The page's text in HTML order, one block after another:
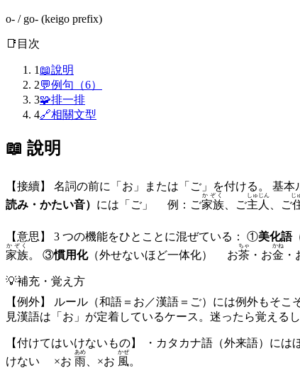
o- / go- (keigo prefix)
📑 目次
1 📖說明
2💬例句（6）
3🧩排一排
4🔗相關文型
📖 說明
【接續】 名詞の前に「お」または「ご」を付ける。 基本
読み・かたい音） には「ご」 例：ご家族
かぞく
、ご主人
しゅじん
、ご
じ
【意思】 3 つの機能をひとことに混ぜている： ①美化語
家族
かぞく
。 ③慣用化（外せないほど一体化） お茶
ちゃ
・お金
かね
・
💡補充・覚え方
【例外】 ルール（和語＝お／漢語＝ご）には例外もそこ
見漢語は「お」が定着しているケース。迷ったら覚えるし
【付けてはいけないもの】 ・カタカナ語（外来語）に
けない ×お 雨
あめ
、×お 風
かぜ
。